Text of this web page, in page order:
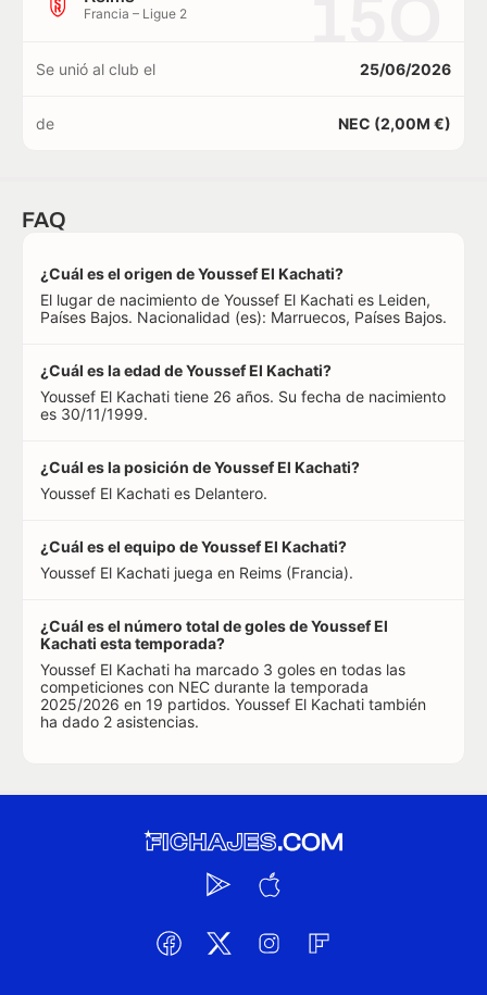
Francia – Ligue 2
Se unió al club el 25/06/2026
de NEC (2,00M €)
FAQ
¿Cuál es el origen de Youssef El Kachati?
El lugar de nacimiento de Youssef El Kachati es Leiden,
Países Bajos. Nacionalidad (es): Marruecos, Países Bajos.
¿Cuál es la edad de Youssef El Kachati?
Youssef El Kachati tiene 26 años. Su fecha de nacimiento
es 30/11/1999.
¿Cuál es la posición de Youssef El Kachati?
Youssef El Kachati es Delantero.
¿Cuál es el equipo de Youssef El Kachati?
Youssef El Kachati juega en Reims (Francia).
¿Cuál es el número total de goles de Youssef El
Kachati esta temporada?
Youssef El Kachati ha marcado 3 goles en todas las
competiciones con NEC durante la temporada
2025/2026 en 19 partidos. Youssef El Kachati también
ha dado 2 asistencias.